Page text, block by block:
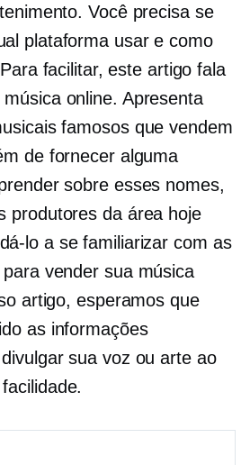
Você precisa se
plataforma usar e como
facilitar, este artigo fala
online. Apresenta
famosos que vendem
de fornecer alguma
sobre esses nomes,
produtores da área hoje
lo a se familiarizar com as
vender sua música
artigo, esperamos que
as informações
sua voz ou arte ao